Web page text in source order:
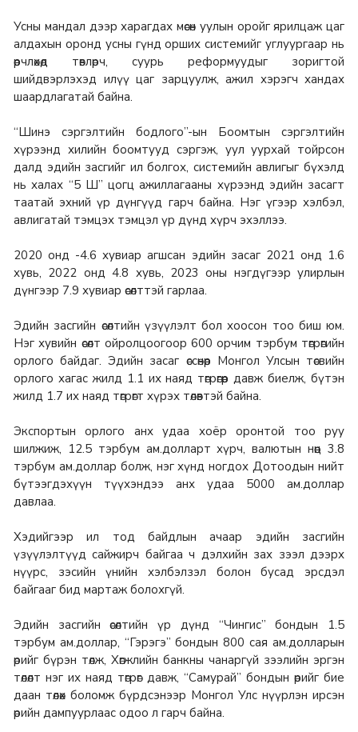
Усны мандал дээр харагдах мөсөн уулын оройг ярилцаж цаг
алдахын оронд усны гүнд орших системийг углуургаар нь
өөрчлөхөд төвлөрч, суурь реформуудыг зоригтой
шийдвэрлэхэд илүү цаг зарцуулж, ажил хэрэгч хандах
шаардлагатай байна.
“Шинэ сэргэлтийн бодлого”-ын Боомтын сэргэлтийн
хүрээнд хилийн боомтууд сэргэж, уул уурхай тойрсон
далд эдийн засгийг ил болгох, системийн авлигыг бүхэлд
нь халах “5 Ш” цогц ажиллагааны хүрээнд эдийн засагт
таатай эхний үр дүнгүүд гарч байна. Нэг үгээр хэлбэл,
авлигатай тэмцэх тэмцэл үр дүнд хүрч эхэллээ.
2020 онд -4.6 хувиар агшсан эдийн засаг 2021 онд 1.6
хувь, 2022 онд 4.8 хувь, 2023 оны нэгдүгээр улирлын
дүнгээр 7.9 хувиар өсөлттэй гарлаа.
Эдийн засгийн өсөлтийн үзүүлэлт бол хоосон тоо биш юм.
Нэг хувийн өсөлт ойролцоогоор 600 орчим тэрбум төгрөгийн
орлого байдаг. Эдийн засаг өссөнөөр Монгол Улсын төсвийн
орлого хагас жилд 1.1 их наяд төгрөгөөр давж биелж, бүтэн
жилд 1.7 их наяд төгрөгт хүрэх төлөвтэй байна.
Экспортын орлого анх удаа хоёр оронтой тоо руу
шилжиж, 12.5 тэрбум ам.долларт хүрч, валютын нөөц 3.8
тэрбум ам.доллар болж, нэг хүнд ногдох Дотоодын нийт
бүтээгдэхүүн түүхэндээ анх удаа 5000 ам.доллар
давлаа.
Хэдийгээр ил тод байдлын ачаар эдийн засгийн
үзүүлэлтүүд сайжирч байгаа ч дэлхийн зах зээл дээрх
нүүрс, зэсийн үнийн хэлбэлзэл болон бусад эрсдэл
байгааг бид мартаж болохгүй.
Эдийн засгийн өсөлтийн үр дүнд “Чингис” бондын 1.5
тэрбум ам.доллар, “Гэрэгэ” бондын 800 сая ам.долларын
өрийг бүрэн төлж, Хөгжлийн банкны чанаргүй зээлийн эргэн
төлөлт нэг их наяд төгрөг давж, “Самурай” бондын өрийг бие
даан төлөх боломж бүрдсэнээр Монгол Улс нүүрлэн ирсэн
өрийн дампуурлаас одоо л гарч байна.